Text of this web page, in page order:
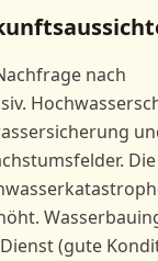
nach
(gute